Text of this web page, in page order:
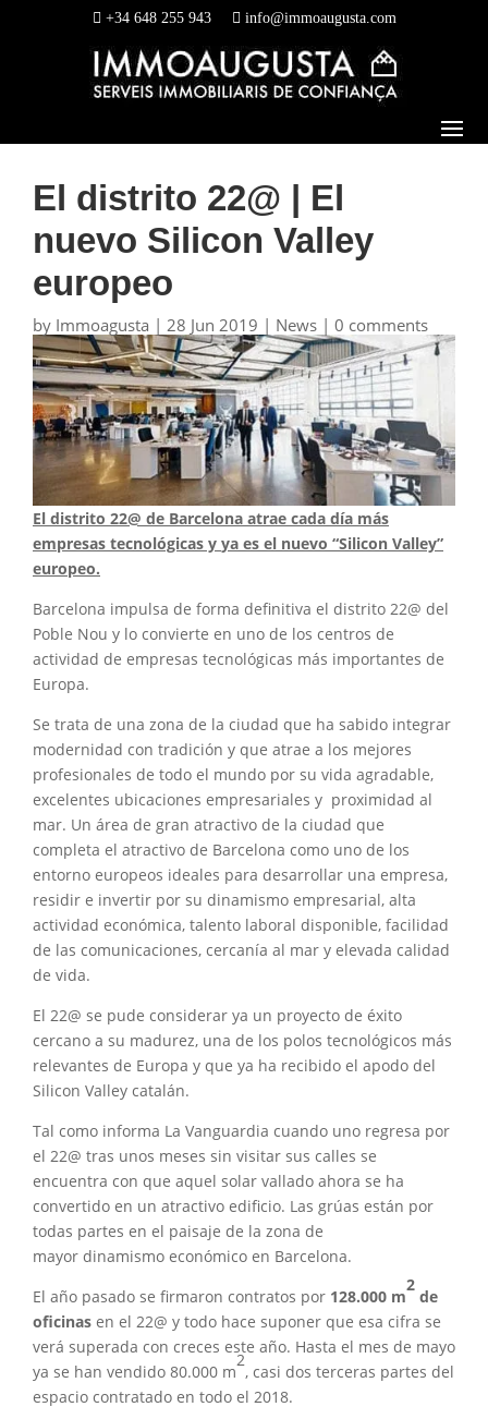
+34 648 255 943 info@immoaugusta.com
El distrito 22@ | El
nuevo Silicon Valley
europeo
by Immoagusta | 28 Jun 2019 | News | 0 comments
El distrito 22@ de Barcelona atrae cada día más
empresas tecnológicas y ya es el nuevo “Silicon Valley”
europeo.
Barcelona impulsa de forma definitiva el distrito 22@ del
Poble Nou y lo convierte en uno de los centros de
actividad de empresas tecnológicas más importantes de
Europa.
Se trata de una zona de la ciudad que ha sabido integrar
modernidad con tradición y que atrae a los mejores
profesionales de todo el mundo por su vida agradable,
excelentes ubicaciones empresariales y proximidad al
mar. Un área de gran atractivo de la ciudad que
completa el atractivo de Barcelona como uno de los
entorno europeos ideales para desarrollar una empresa,
residir e invertir por su dinamismo empresarial, alta
actividad económica, talento laboral disponible, facilidad
de las comunicaciones, cercanía al mar y elevada calidad
de vida.
El 22@ se pude considerar ya un proyecto de éxito
cercano a su madurez, una de los polos tecnológicos más
relevantes de Europa y que ya ha recibido el apodo del
Silicon Valley catalán.
Tal como informa La Vanguardia cuando uno regresa por
el 22@ tras unos meses sin visitar sus calles se
encuentra con que aquel solar vallado ahora se ha
convertido en un atractivo edificio. Las grúas están por
todas partes en el paisaje de la zona de
mayor dinamismo económico en Barcelona.
El año pasado se firmaron contratos por 128.000 m
2
de
oficinas en el 22@ y todo hace suponer que esa cifra se
verá superada con creces este año. Hasta el mes de mayo
ya se han vendido 80.000 m
2
, casi dos terceras partes del
espacio contratado en todo el 2018.